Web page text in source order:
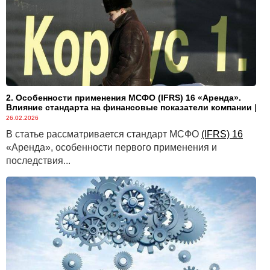
И вот такое у нас — с Новым годом!
2. Особенности применения МСФО (IFRS) 16 «Аренда».
Влияние стандарта на финансовые показатели компании |
26.02.2026
В статье рассматривается стандарт МСФО (IFRS) 16
«Аренда», особенности первого применения и
последствия...